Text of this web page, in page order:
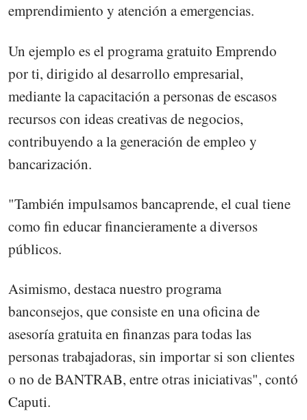
emprendimiento y atención a emergencias.
Un ejemplo es el programa gratuito Emprendo
por ti, dirigido al desarrollo empresarial,
mediante la capacitación a personas de escasos
recursos con ideas creativas de negocios,
contribuyendo a la generación de empleo y
bancarización.
"También impulsamos bancaprende, el cual tiene
como fin educar financieramente a diversos
públicos.
Asimismo, destaca nuestro programa
banconsejos, que consiste en una oficina de
asesoría gratuita en finanzas para todas las
personas trabajadoras, sin importar si son clientes
o no de BANTRAB, entre otras iniciativas", contó
Caputi.